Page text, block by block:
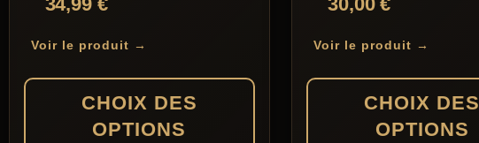
peuvent
être
sur
peuvent
être
sur
Voir le produit →
CHOIX DES
OPTIONS
Voir le produit →
CHOIX DES
OPTIONS